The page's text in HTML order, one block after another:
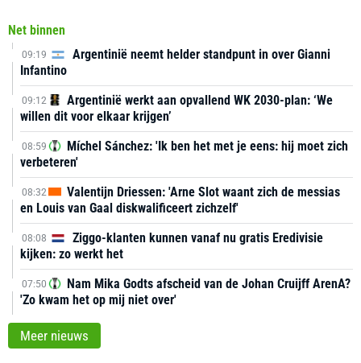
Net binnen
09:19
Argentinië neemt helder standpunt in over Gianni
Infantino
09:12
Argentinië werkt aan opvallend WK 2030-plan: ‘We
willen dit voor elkaar krijgen’
08:59
Míchel Sánchez: 'Ik ben het met je eens: hij moet zich
verbeteren'
08:32
Valentijn Driessen: 'Arne Slot waant zich de messias
en Louis van Gaal diskwalificeert zichzelf'
08:08
Ziggo-klanten kunnen vanaf nu gratis Eredivisie
kijken: zo werkt het
07:50
Nam Mika Godts afscheid van de Johan Cruijff ArenA?
'Zo kwam het op mij niet over'
Meer nieuws